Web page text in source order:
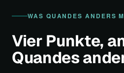
WAS QUANDES ANDERS
Vier Punkte,
Quandes